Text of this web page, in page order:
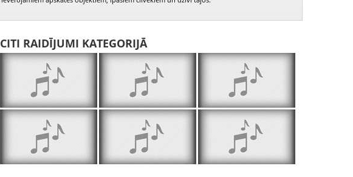
Vilces pagasta ievērojamākie cilvēki Saruna ar Vilces pagasta iedzīvotāju Albertu Lemberu Mārtiņa Zīverta dzimtās mājas
CITI RAIDĪJUMI KATEGORIJĀ